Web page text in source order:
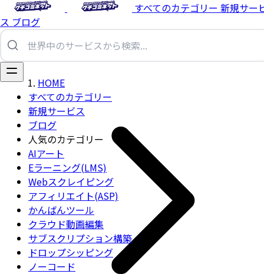
すべてのカテゴリー 新規サー
ス ブログ
すべてのカテゴリー
新規サービス
ブログ
人気のカテゴリー
AIアート
Eラーニング(LMS)
Webスクレイピング
アフィリエイト(ASP)
かんばんツール
クラウド動画編集
サブスクリプション構築
ドロップシッピング
ノーコード
HOME